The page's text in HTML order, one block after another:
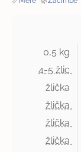
0,5 kg
4-5 žlic
žlička
žlička
žlička
žlička